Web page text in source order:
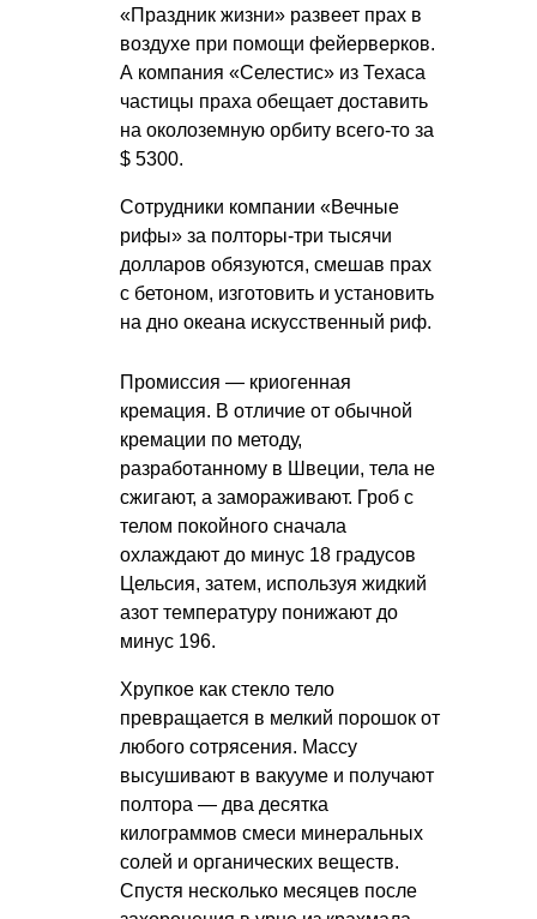
«Праздник жизни» развеет прах в
воздухе при помощи фейерверков.
А компания «Селестис» из Техаса
частицы праха обещает доставить
на околоземную орбиту всего-то за
$ 5300.
Сотрудники компании «Вечные
рифы» за полторы-три тысячи
долларов обязуются, смешав прах
с бетоном, изготовить и установить
на дно океана искусственный риф.
Промиссия — криогенная
кремация. В отличие от обычной
кремации по методу,
разработанному в Швеции, тела не
сжигают, а замораживают. Гроб с
телом покойного сначала
охлаждают до минус 18 градусов
Цельсия, затем, используя жидкий
азот температуру понижают до
минус 196.
Хрупкое как стекло тело
превращается в мелкий порошок от
любого сотрясения. Массу
высушивают в вакууме и получают
полтора — два десятка
килограммов смеси минеральных
солей и органических веществ.
Спустя несколько месяцев после